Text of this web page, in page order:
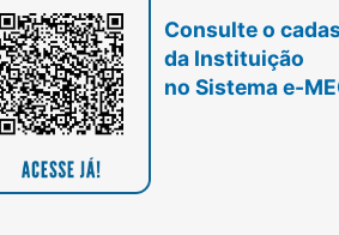
Consulte o
da Instituição
no Sistema e-